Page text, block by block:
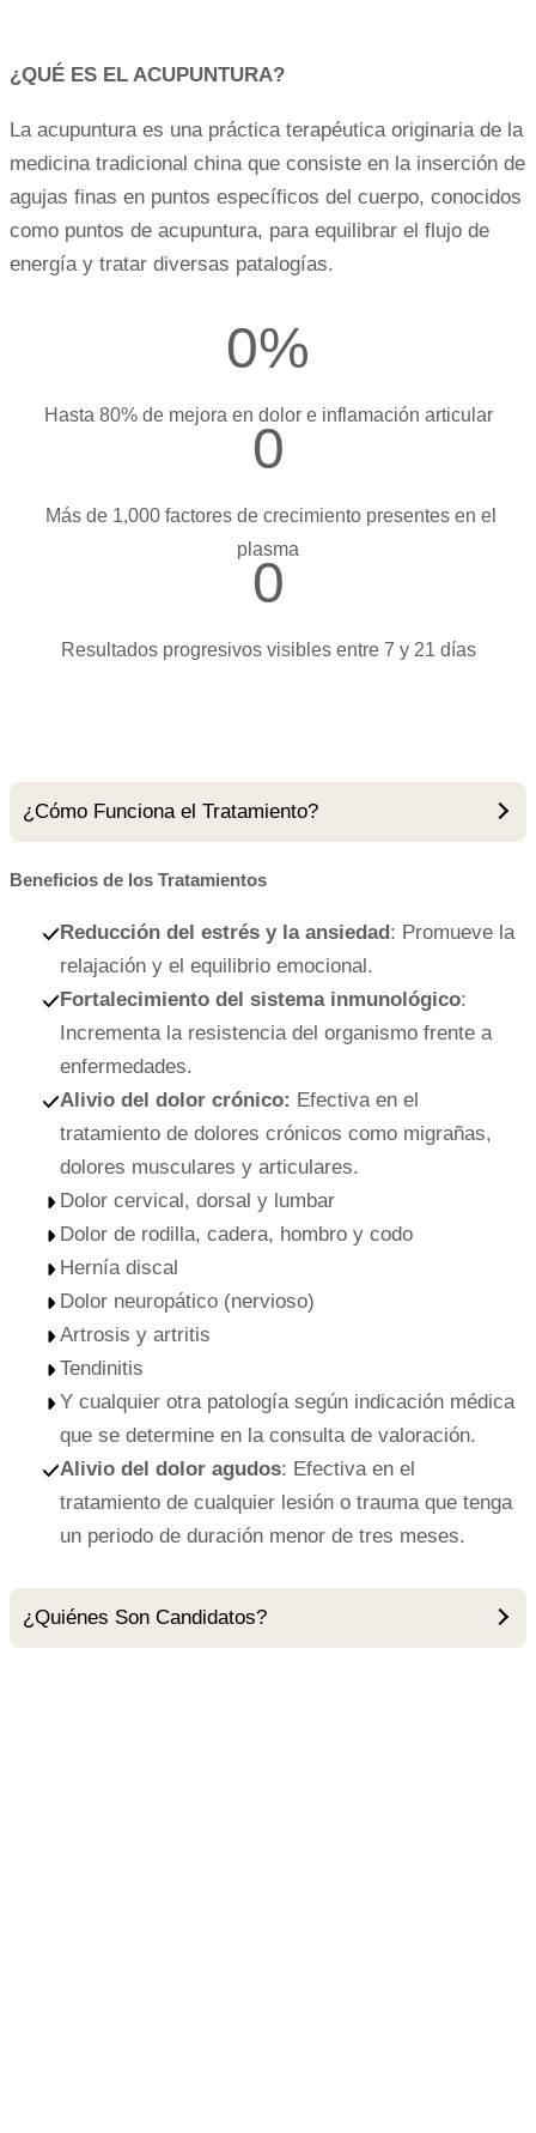
¿QUÉ ES EL ACUPUNTURA?
La acupuntura es una práctica terapéutica originaria de la
medicina tradicional china que consiste en la inserción de
agujas finas en puntos específicos del cuerpo, conocidos
como puntos de acupuntura, para equilibrar el flujo de
energía y tratar diversas patalogías.
0%
Hasta 80% de mejora en dolor e inflamación articular
0
Más de 1,000 factores de crecimiento presentes en el
plasma
0
Resultados progresivos visibles entre 7 y 21 días
¿Cómo Funciona el Tratamiento?
Beneficios de los Tratamientos
Reducción del estrés y la ansiedad : Promueve la
relajación y el equilibrio emocional.
Fortalecimiento del sistema inmunológico:
Incrementa la resistencia del organismo frente a
enfermedades.
Alivio del dolor crónico: Efectiva en el
tratamiento de dolores crónicos como migrañas,
dolores musculares y articulares.
Dolor cervical, dorsal y lumbar
Dolor de rodilla, cadera, hombro y codo
Hernía discal
Dolor neuropático (nervioso)
Artrosis y artritis
Tendinitis
Y cualquier otra patología según indicación médica
que se determine en la consulta de valoración.
Alivio del dolor agudos: Efectiva en el
tratamiento de cualquier lesión o trauma que tenga
un periodo de duración menor de tres meses.
¿Quiénes Son Candidatos?